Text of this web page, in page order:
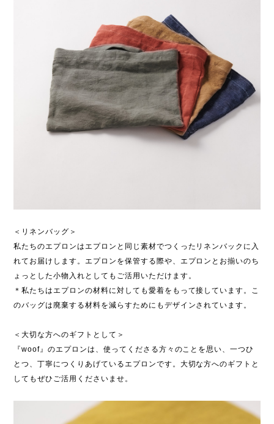
＜リネンバッグ＞
私たちのエプロンはエプロンと同じ素材でつくったリネンバックに入
れてお届けします。エプロンを保管する際や、エプロンとお揃いのち
ょっとした小物入れとしてもご活用いただけます。
＊私たちはエプロンの材料に対しても愛着をもって接しています。こ
のバッグは廃棄する材料を減らすためにもデザインされています。
＜大切な方へのギフトとして＞
『woof』のエプロンは、使ってくださる方々のことを思い、一つひ
とつ、丁寧につくりあげているエプロンです。大切な方へのギフトと
してもぜひご活用くださいませ。